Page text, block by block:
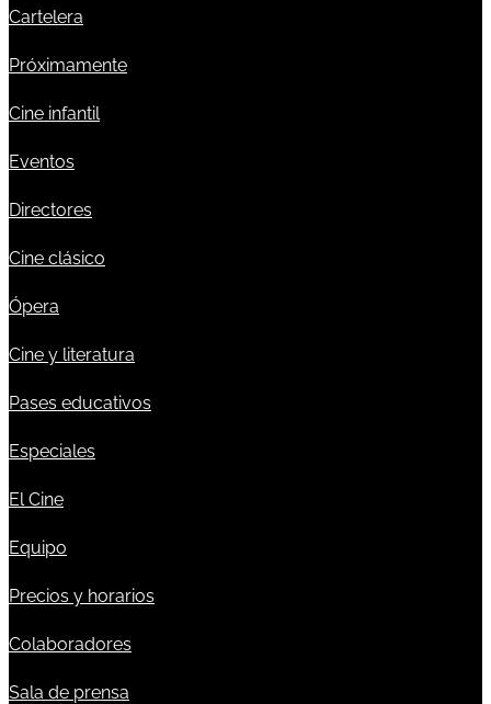
Cartelera
Próximamente
Cine infantil
Eventos
Directores
Cine clásico
Ópera
Cine y literatura
Pases educativos
Especiales
El Cine
Equipo
Precios y horarios
Colaboradores
Sala de prensa